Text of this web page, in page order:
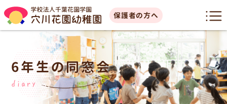
保護者の方へ
6年生の同窓会
diary